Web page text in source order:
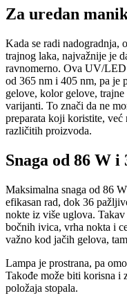
Za uredan
Kada se radi nadogradnja,
trajnog laka, najvažnije je
ravnomerno. Ova UV/LED
od 365 nm i 405 nm, pa
gelove, kolor gelove,
varijanti. To znači da ne
preparata koji koristite,
različitih proizvoda.
Snaga od 86 W
Maksimalna snaga od 86
efikasan rad, dok 36
nokte iz više uglova. Takav
bočnih ivica, vrha nokta i
važno kod jačih gelova,
Lampa je prostrana, pa
Takođe može biti korisna i
položaja stopala.